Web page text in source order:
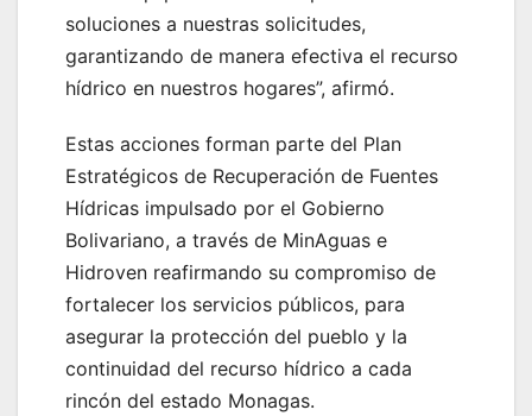
soluciones a nuestras solicitudes,
garantizando de manera efectiva el recurso
hídrico en nuestros hogares”, afirmó.
Estas acciones forman parte del Plan
Estratégicos de Recuperación de Fuentes
Hídricas impulsado por el Gobierno
Bolivariano, a través de MinAguas e
Hidroven reafirmando su compromiso de
fortalecer los servicios públicos, para
asegurar la protección del pueblo y la
continuidad del recurso hídrico a cada
rincón del estado Monagas.